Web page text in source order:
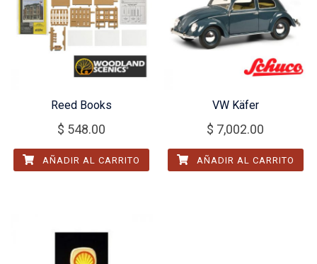
Reed Books
$ 548.00
AÑADIR AL CARRITO
VW Käfer
$ 7,002.00
AÑADIR AL CARRITO